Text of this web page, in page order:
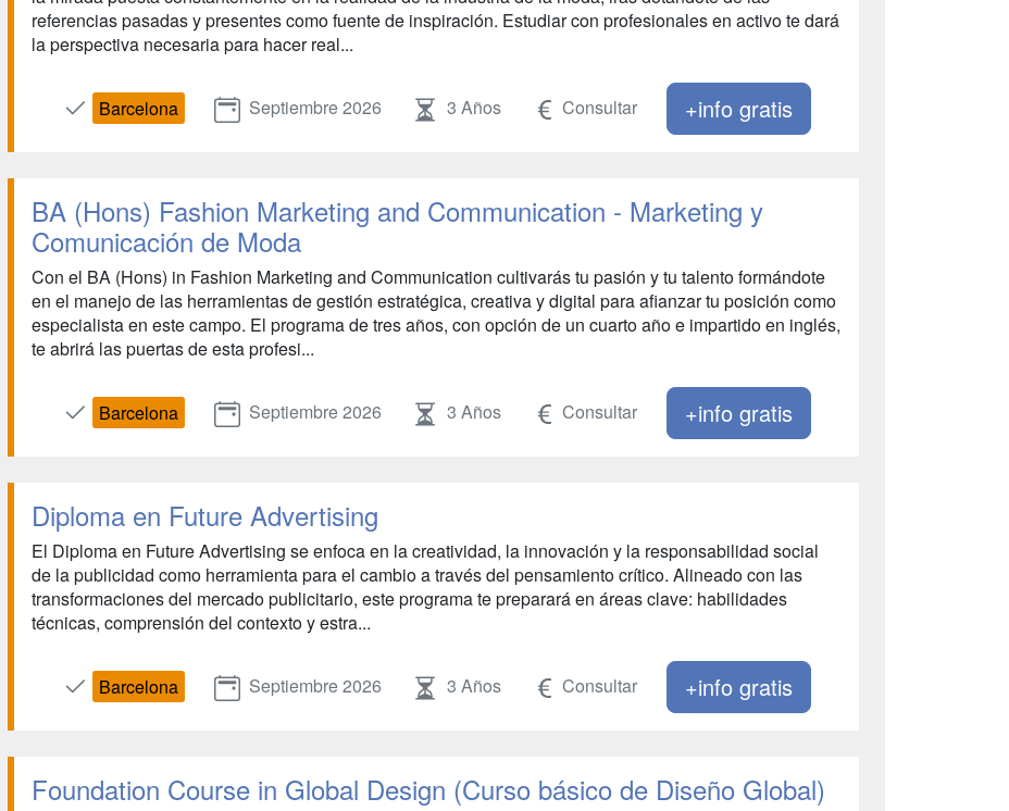
referencias pasadas y presentes como fuente de inspiración. Estudiar con profesionales en activo te dará
la perspectiva necesaria para hacer real...
Barcelona Septiembre 2026 3 Años Consultar +info gratis
BA (Hons) Fashion Marketing and Communication - Marketing y
Comunicación de Moda
Con el BA (Hons) in Fashion Marketing and Communication cultivarás tu pasión y tu talento formándote
en el manejo de las herramientas de gestión estratégica, creativa y digital para afianzar tu posición como
especialista en este campo. El programa de tres años, con opción de un cuarto año e impartido en inglés,
te abrirá las puertas de esta profesi...
Barcelona Septiembre 2026 3 Años Consultar +info gratis
Diploma en Future Advertising
El Diploma en Future Advertising se enfoca en la creatividad, la innovación y la responsabilidad social
de la publicidad como herramienta para el cambio a través del pensamiento crítico. Alineado con las
transformaciones del mercado publicitario, este programa te preparará en áreas clave: habilidades
técnicas, comprensión del contexto y estra...
Barcelona Septiembre 2026 3 Años Consultar +info gratis
Foundation Course in Global Design (Curso básico de Diseño Global)